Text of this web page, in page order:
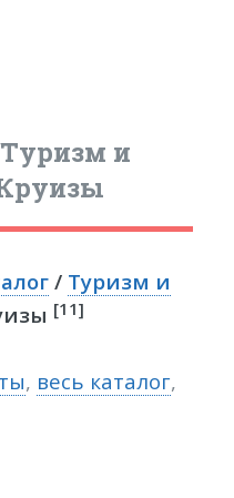
и
/ Туризм и
[11]
, весь каталог,